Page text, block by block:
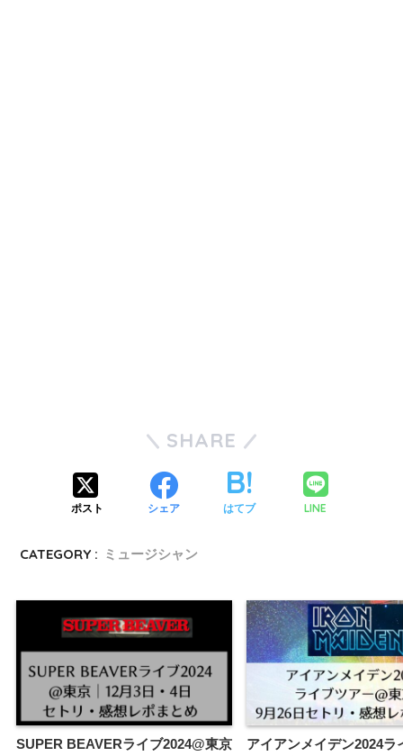
SHARE
ポスト シェア はてブ LINE
CATEGORY : ミュージシャン
SUPER BEAVERライブ2024@東京
アイアンメイデン2024ラ